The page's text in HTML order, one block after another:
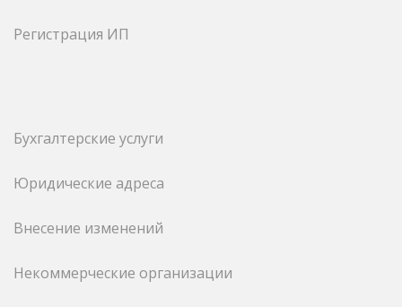
Регистрация ИП
Бухгалтерские услуги
Юридические адреса
Внесение изменений
Некоммерческие организации